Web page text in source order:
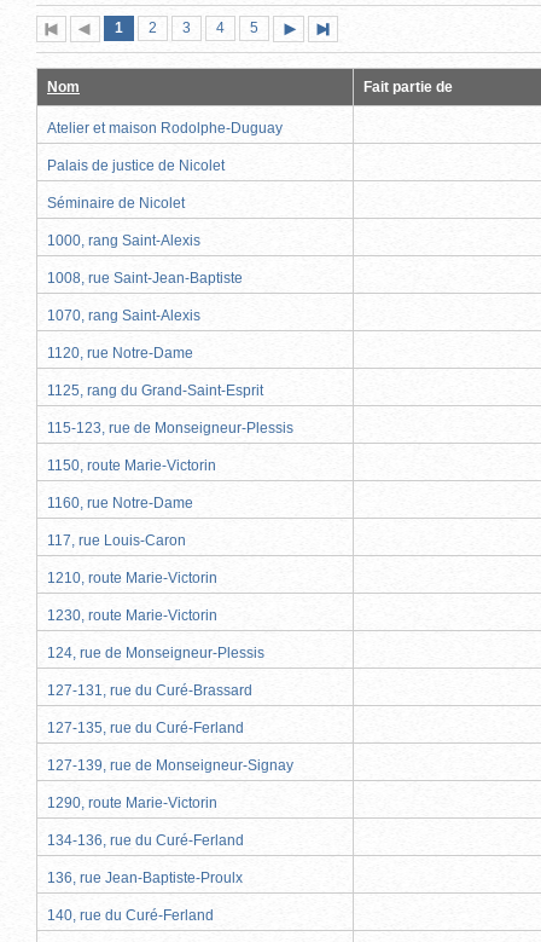
Première
page
Page
précédente
Page
1 (page
actuelle)
Page
2 Page
3 Page
4 Page
5
suivante
page
Nom Fait partie de
Atelier et maison Rodolphe-Duguay
Palais de justice de Nicolet
Séminaire de Nicolet
1000, rang Saint-Alexis
1008, rue Saint-Jean-Baptiste
1070, rang Saint-Alexis
1120, rue Notre-Dame
1125, rang du Grand-Saint-Esprit
115-123, rue de Monseigneur-Plessis
1150, route Marie-Victorin
1160, rue Notre-Dame
117, rue Louis-Caron
1210, route Marie-Victorin
1230, route Marie-Victorin
124, rue de Monseigneur-Plessis
127-131, rue du Curé-Brassard
127-135, rue du Curé-Ferland
127-139, rue de Monseigneur-Signay
1290, route Marie-Victorin
134-136, rue du Curé-Ferland
136, rue Jean-Baptiste-Proulx
140, rue du Curé-Ferland